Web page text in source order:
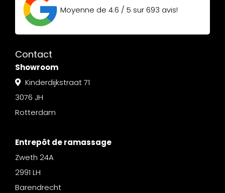
Moyenne de 4.6 / 5 sur693 avis!
Contact
Showroom
Kinderdijkstraat 71
3076 JH
Rotterdam
Entrepôt de ramassage
Zweth 24A
2991 LH
Barendrecht